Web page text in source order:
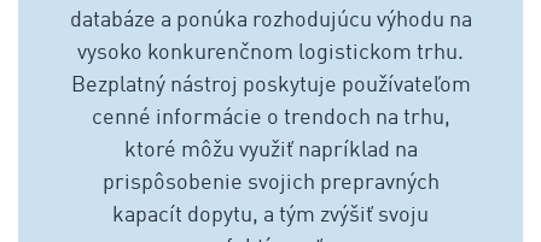
databáze a ponúka rozhodujúcu výhodu na
vysoko konkurenčnom logistickom trhu.
Bezplatný nástroj poskytuje používateľom
cenné informácie o trendoch na trhu,
ktoré môžu využiť napríklad na
prispôsobenie svojich prepravných
kapacít dopytu, a tým zvýšiť svoju